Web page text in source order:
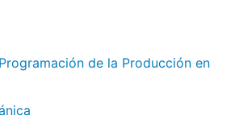
Programación de la Producción en